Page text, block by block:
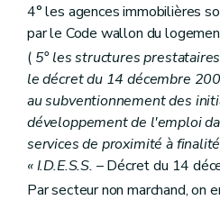
4° les agences immobilières
par le Code wallon du
( 5° les structures
le décret du 14 décembre
au subventionnement des
développement de l'emploi
services de proximité à
« I.D.E.S.S. – Décret du 14
Par secteur non marchand, on